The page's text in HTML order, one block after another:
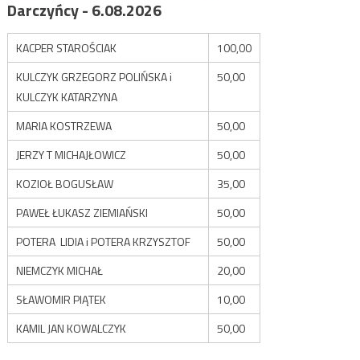
Darczyńcy - 6.08.2026
KACPER STAROŚCIAK
100,00
KULCZYK GRZEGORZ POLIŃSKA i
KULCZYK KATARZYNA
50,00
MARIA KOSTRZEWA
50,00
JERZY T MICHAJŁOWICZ
50,00
KOZIOŁ BOGUSŁAW
35,00
PAWEŁ ŁUKASZ ZIEMIAŃSKI
50,00
POTERA LIDIA i POTERA KRZYSZTOF
50,00
NIEMCZYK MICHAŁ
20,00
SŁAWOMIR PIĄTEK
10,00
KAMIL JAN KOWALCZYK
50,00